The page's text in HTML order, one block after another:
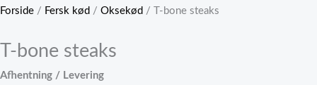
Forside / Fersk kød / Oksekød / T-bone steaks
T-bone steaks
Afhentning / Levering